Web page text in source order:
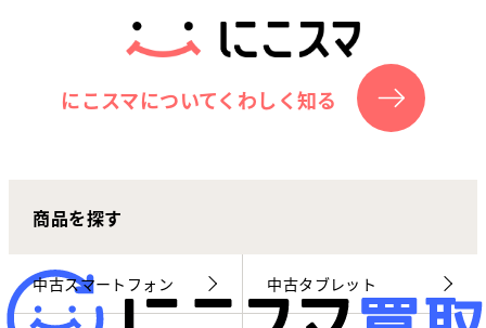
サポートセンター
お客さまの声
にこスマ通信
マイページ
にこスマについてくわしく知る
商品を探す
中古スマートフォン 中古タブレット